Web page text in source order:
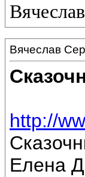
Вячеслав
http://
Елена